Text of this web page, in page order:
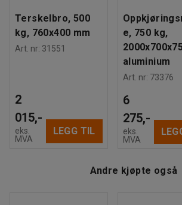
Terskelbro, 500
kg, 760x400 mm
Art. nr: 31551
2
015,-
eks.
MVA
LEGG TIL
e, 750 kg,
aluminium
Art. nr: 73376
6
275,-
eks.
MVA
Andre kjøpte også